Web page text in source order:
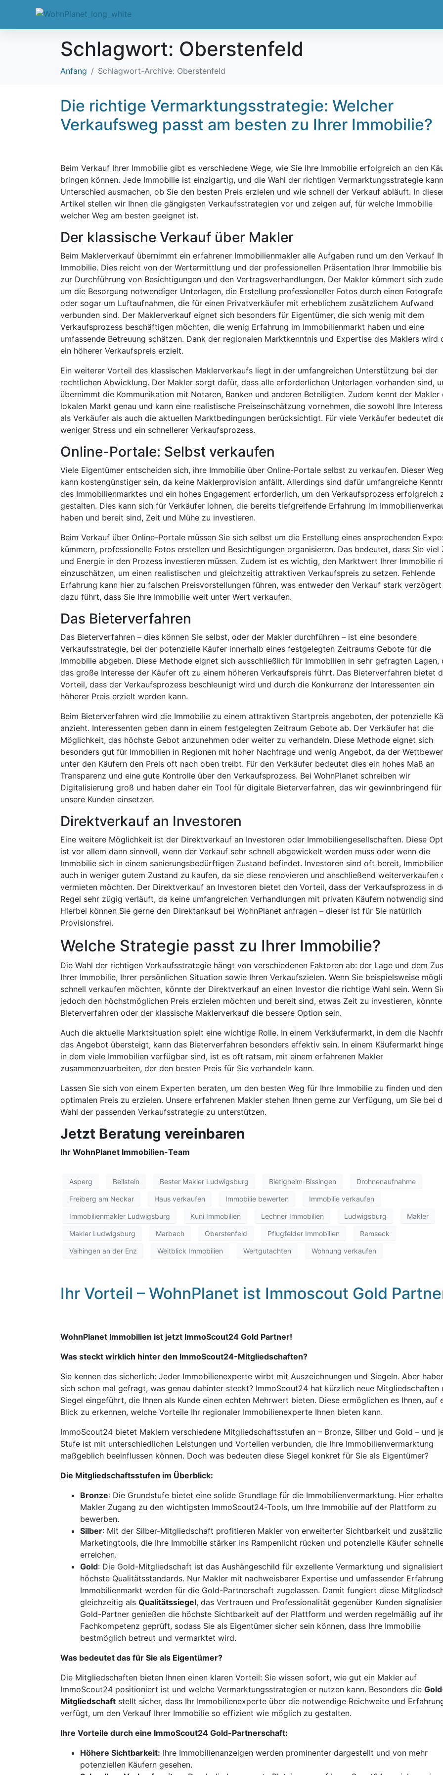
Schlagwort: Oberstenfeld
Anfang Schlagwort-Archive: Oberstenfeld
Die richtige Vermarktungsstrategie: Welcher
Verkaufsweg passt am besten zu Ihrer Immobilie?
Beim Verkauf Ihrer Immobilie gibt es verschiedene Wege, wie Sie Ihre Immobilie erfolgreich an den
bringen können. Jede Immobilie ist einzigartig, und die Wahl der richtigen Vermarktungsstrategie
Unterschied ausmachen, ob Sie den besten Preis erzielen und wie schnell der Verkauf abläuft. In
Artikel stellen wir Ihnen die gängigsten Verkaufsstrategien vor und zeigen auf, für welche Immobilie
welcher Weg am besten geeignet ist.
Der klassische Verkauf über Makler
Beim Maklerverkauf übernimmt ein erfahrener Immobilienmakler alle Aufgaben rund um den Verkauf
Immobilie. Dies reicht von der Wertermittlung und der professionellen Präsentation Ihrer Immobilie
zur Durchführung von Besichtigungen und den Vertragsverhandlungen. Der Makler kümmert sich
um die Besorgung notwendiger Unterlagen, die Erstellung professioneller Fotos durch einen
oder sogar um Luftaufnahmen, die für einen Privatverkäufer mit erheblichem zusätzlichem Aufwand
verbunden sind. Der Maklerverkauf eignet sich besonders für Eigentümer, die sich wenig mit dem
Verkaufsprozess beschäftigen möchten, die wenig Erfahrung im Immobilienmarkt haben und eine
umfassende Betreuung schätzen. Dank der regionalen Marktkenntnis und Expertise des Maklers wird
ein höherer Verkaufspreis erzielt.
Ein weiterer Vorteil des klassischen Maklerverkaufs liegt in der umfangreichen Unterstützung bei der
rechtlichen Abwicklung. Der Makler sorgt dafür, dass alle erforderlichen Unterlagen vorhanden sind,
übernimmt die Kommunikation mit Notaren, Banken und anderen Beteiligten. Zudem kennt der Makler
lokalen Markt genau und kann eine realistische Preiseinschätzung vornehmen, die sowohl Ihre
als Verkäufer als auch die aktuellen Marktbedingungen berücksichtigt. Für viele Verkäufer bedeutet
weniger Stress und ein schnellerer Verkaufsprozess.
Online-Portale: Selbst verkaufen
Viele Eigentümer entscheiden sich, ihre Immobilie über Online-Portale selbst zu verkaufen. Dieser Weg
kann kostengünstiger sein, da keine Maklerprovision anfällt. Allerdings sind dafür umfangreiche
des Immobilienmarktes und ein hohes Engagement erforderlich, um den Verkaufsprozess erfolgreich
gestalten. Dies kann sich für Verkäufer lohnen, die bereits tiefgreifende Erfahrung im
haben und bereit sind, Zeit und Mühe zu investieren.
Beim Verkauf über Online-Portale müssen Sie sich selbst um die Erstellung eines ansprechenden
kümmern, professionelle Fotos erstellen und Besichtigungen organisieren. Das bedeutet, dass Sie viel
und Energie in den Prozess investieren müssen. Zudem ist es wichtig, den Marktwert Ihrer Immobilie
einzuschätzen, um einen realistischen und gleichzeitig attraktiven Verkaufspreis zu setzen. Fehlende
Erfahrung kann hier zu falschen Preisvorstellungen führen, was entweder den Verkauf stark
dazu führt, dass Sie Ihre Immobilie weit unter Wert verkaufen.
Das Bieterverfahren
Das Bieterverfahren – dies können Sie selbst, oder der Makler durchführen – ist eine besondere
Verkaufsstrategie, bei der potenzielle Käufer innerhalb eines festgelegten Zeitraums Gebote für die
Immobilie abgeben. Diese Methode eignet sich ausschließlich für Immobilien in sehr gefragten Lagen,
das große Interesse der Käufer oft zu einem höheren Verkaufspreis führt. Das Bieterverfahren bietet
Vorteil, dass der Verkaufsprozess beschleunigt wird und durch die Konkurrenz der Interessenten ein
höherer Preis erzielt werden kann.
Beim Bieterverfahren wird die Immobilie zu einem attraktiven Startpreis angeboten, der potenzielle
anzieht. Interessenten geben dann in einem festgelegten Zeitraum Gebote ab. Der Verkäufer hat die
Möglichkeit, das höchste Gebot anzunehmen oder weiter zu verhandeln. Diese Methode eignet sich
besonders gut für Immobilien in Regionen mit hoher Nachfrage und wenig Angebot, da der
unter den Käufern den Preis oft nach oben treibt. Für den Verkäufer bedeutet dies ein hohes Maß an
Transparenz und eine gute Kontrolle über den Verkaufsprozess. Bei WohnPlanet schreiben wir
Digitalisierung groß und haben daher ein Tool für digitale Bieterverfahren, das wir gewinnbringend für
unsere Kunden einsetzen.
Direktverkauf an Investoren
Eine weitere Möglichkeit ist der Direktverkauf an Investoren oder Immobiliengesellschaften. Diese
ist vor allem dann sinnvoll, wenn der Verkauf sehr schnell abgewickelt werden muss oder wenn die
Immobilie sich in einem sanierungsbedürftigen Zustand befindet. Investoren sind oft bereit,
auch in weniger gutem Zustand zu kaufen, da sie diese renovieren und anschließend weiterverkaufen
vermieten möchten. Der Direktverkauf an Investoren bietet den Vorteil, dass der Verkaufsprozess in
Regel sehr zügig verläuft, da keine umfangreichen Verhandlungen mit privaten Käufern notwendig
Hierbei können Sie gerne den Direktankauf bei WohnPlanet anfragen – dieser ist für Sie natürlich
Provisionsfrei.
Welche Strategie passt zu Ihrer Immobilie?
Die Wahl der richtigen Verkaufsstrategie hängt von verschiedenen Faktoren ab: der Lage und dem
Ihrer Immobilie, Ihrer persönlichen Situation sowie Ihren Verkaufszielen. Wenn Sie beispielsweise
schnell verkaufen möchten, könnte der Direktverkauf an einen Investor die richtige Wahl sein. Wenn
jedoch den höchstmöglichen Preis erzielen möchten und bereit sind, etwas Zeit zu investieren,
Bieterverfahren oder der klassische Maklerverkauf die bessere Option sein.
Auch die aktuelle Marktsituation spielt eine wichtige Rolle. In einem Verkäufermarkt, in dem die
das Angebot übersteigt, kann das Bieterverfahren besonders effektiv sein. In einem Käufermarkt
in dem viele Immobilien verfügbar sind, ist es oft ratsam, mit einem erfahrenen Makler
zusammenzuarbeiten, der den besten Preis für Sie verhandeln kann.
Lassen Sie sich von einem Experten beraten, um den besten Weg für Ihre Immobilie zu finden und den
optimalen Preis zu erzielen. Unsere erfahrenen Makler stehen Ihnen gerne zur Verfügung, um Sie bei
Wahl der passenden Verkaufsstrategie zu unterstützen.
Jetzt Beratung vereinbaren
Ihr WohnPlanet Immobilien-Team
Asperg Beilstein Bester Makler Ludwigsburg Bietigheim-Bissingen Drohnenaufnahme
Freiberg am Neckar Haus verkaufen Immobilie bewerten Immobilie verkaufen
Immobilienmakler Ludwigsburg Kuni Immobilien Lechner Immobilien Ludwigsburg Makler
Makler Ludwigsburg Marbach Oberstenfeld Pflugfelder Immobilien Remseck
Vaihingen an der Enz Weitblick Immobilien Wertgutachten Wohnung verkaufen
Ihr Vorteil – WohnPlanet ist Immoscout Gold
WohnPlanet Immobilien ist jetzt ImmoScout24 Gold Partner!
Was steckt wirklich hinter den ImmoScout24-Mitgliedschaften?
Sie kennen das sicherlich: Jeder Immobilienexperte wirbt mit Auszeichnungen und Siegeln. Aber
sich schon mal gefragt, was genau dahinter steckt? ImmoScout24 hat kürzlich neue Mitgliedschaften
Siegel eingeführt, die Ihnen als Kunde einen echten Mehrwert bieten. Diese ermöglichen es Ihnen, auf
Blick zu erkennen, welche Vorteile Ihr regionaler Immobilienexperte Ihnen bieten kann.
ImmoScout24 bietet Maklern verschiedene Mitgliedschaftsstufen an – Bronze, Silber und Gold – und
Stufe ist mit unterschiedlichen Leistungen und Vorteilen verbunden, die Ihre Immobilienvermarktung
maßgeblich beeinflussen können. Doch was bedeuten diese Siegel konkret für Sie als Eigentümer?
Die Mitgliedschaftsstufen im Überblick:
Bronze: Die Grundstufe bietet eine solide Grundlage für die Immobilienvermarktung. Hier
Makler Zugang zu den wichtigsten ImmoScout24-Tools, um Ihre Immobilie auf der Plattform zu
bewerben.
Silber: Mit der Silber-Mitgliedschaft profitieren Makler von erweiterter Sichtbarkeit und
Marketingtools, die Ihre Immobilie stärker ins Rampenlicht rücken und potenzielle Käufer
erreichen.
Gold: Die Gold-Mitgliedschaft ist das Aushängeschild für exzellente Vermarktung und signalisiert
höchste Qualitätsstandards. Nur Makler mit nachweisbarer Expertise und umfassender
Immobilienmarkt werden für die Gold-Partnerschaft zugelassen. Damit fungiert diese
gleichzeitig als Qualitätssiegel, das Vertrauen und Professionalität gegenüber Kunden
Gold-Partner genießen die höchste Sichtbarkeit auf der Plattform und werden regelmäßig auf
Fachkompetenz geprüft, sodass Sie als Eigentümer sicher sein können, dass Ihre Immobilie
bestmöglich betreut und vermarktet wird.
Was bedeutet das für Sie als Eigentümer?
Die Mitgliedschaften bieten Ihnen einen klaren Vorteil: Sie wissen sofort, wie gut ein Makler auf
ImmoScout24 positioniert ist und welche Vermarktungsstrategien er nutzen kann. Besonders die
Mitgliedschaft stellt sicher, dass Ihr Immobilienexperte über die notwendige Reichweite und
verfügt, um den Verkauf Ihrer Immobilie so effizient wie möglich zu gestalten.
Ihre Vorteile durch eine ImmoScout24 Gold-Partnerschaft:
Höhere Sichtbarkeit: Ihre Immobilienanzeigen werden prominenter dargestellt und von mehr
potenziellen Käufern gesehen.